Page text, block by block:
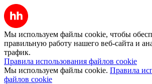
Мы используем файлы cookie, чтобы
правильную работу нашего веб-сайта и
трафик.
Правила использования файлов cookie
Мы используем файлы cookie. Правила
файлов cookie